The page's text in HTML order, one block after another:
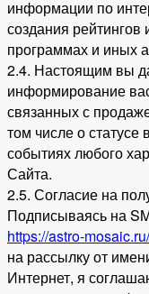
информации по
создания рейтингов
программах и иных
2.4. Настоящим вы
информирование
связанных с
том числе о
событиях любого
Сайта.
2.5. Согласие на
Подписываясь на
https://astro-mosaic.ru/
на рассылку от
Интернет, я